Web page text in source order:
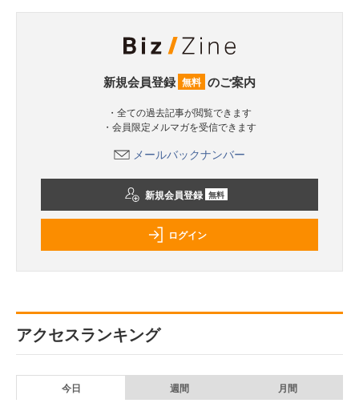
新規会員登録 無料 のご案内
・全ての過去記事が閲覧できます
・会員限定メルマガを受信できます
メールバックナンバー
新規会員登録 無料
ログイン
アクセスランキング
今日 週間 月間